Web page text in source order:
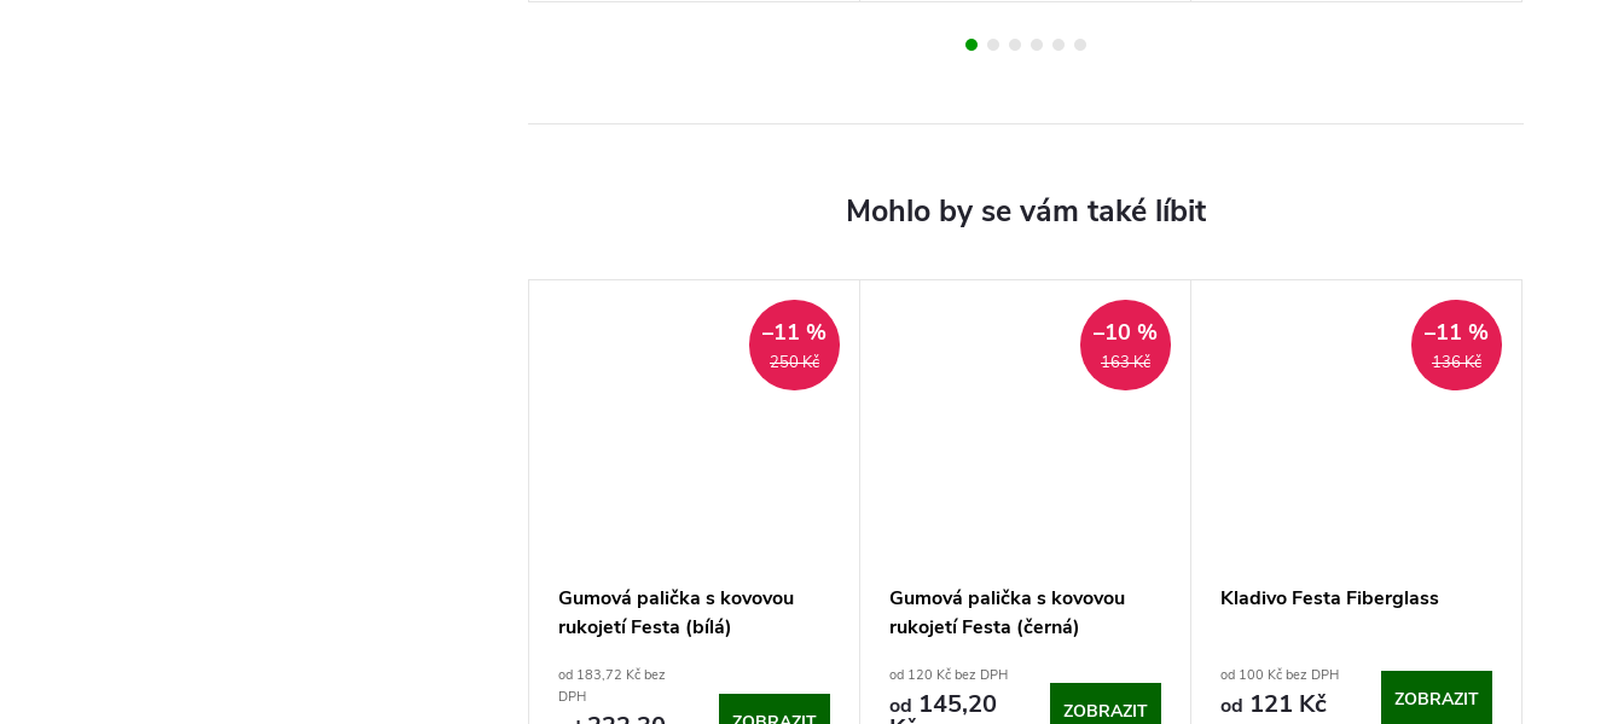
250 Kč
–11 %
Gumová palička s kovovou
rukojetí Festa (bílá)
od 183,72 Kč bez
DPH
163 Kč
–10 %
Gumová palička s kovovou
rukojetí Festa (černá)
od 120 Kč bez DPH
od 145,20 ZOBRAZIT
136 Kč
–11 %
Kladivo Festa Fiberglass
od 100 Kč bez DPH
od 121 Kč ZOBRAZIT